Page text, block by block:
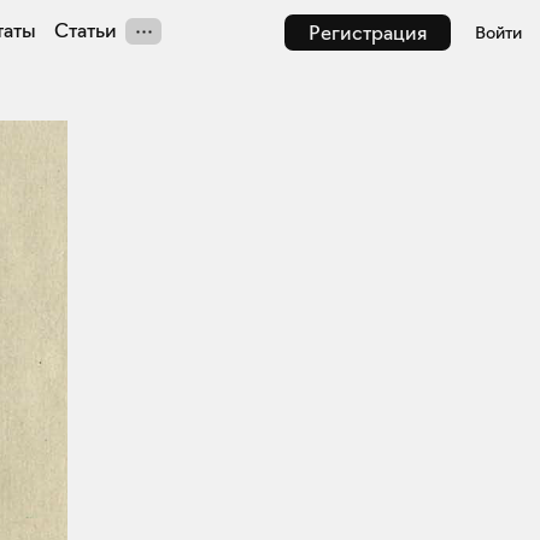
Регистрация Войти
Статьи